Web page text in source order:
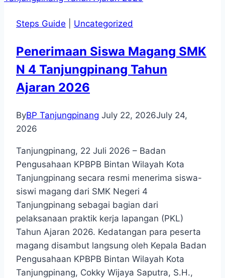
Steps Guide Uncategorized
Penerimaan Siswa Magang SMK
N 4 Tanjungpinang Tahun
Ajaran 2026
ByBP Tanjungpinang July 22, 2026July 24,
2026
Tanjungpinang, 22 Juli 2026 – Badan
Pengusahaan KPBPB Bintan Wilayah Kota
Tanjungpinang secara resmi menerima siswa-
siswi magang dari SMK Negeri 4
Tanjungpinang sebagai bagian dari
pelaksanaan praktik kerja lapangan (PKL)
Tahun Ajaran 2026. Kedatangan para peserta
magang disambut langsung oleh Kepala Badan
Pengusahaan KPBPB Bintan Wilayah Kota
Tanjungpinang, Cokky Wijaya Saputra, S.H.,